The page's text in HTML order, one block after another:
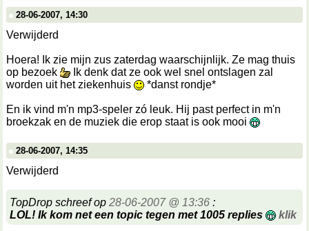
28-06-2007, 14:30
Verwijderd
Hoera! Ik zie mijn zus zaterdag waarschijnlijk. Ze mag thuis
op bezoek
Ik denk dat ze ook wel snel ontslagen zal
worden uit het ziekenhuis
*danst rondje*
En ik vind m'n mp3-speler zó leuk. Hij past perfect in m'n
broekzak en de muziek die erop staat is ook mooi
28-06-2007, 14:35
Verwijderd
TopDrop schreef op 28-06-2007 @ 13:36 :
LOL! Ik kom net een topic tegen met 1005 replies
klik